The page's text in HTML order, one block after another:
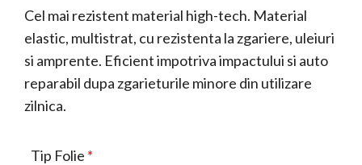
Cel mai rezistent material high-tech. Material
elastic, multistrat, cu rezistenta la zgariere, uleiuri
si amprente. Eficient impotriva impactului si auto
reparabil dupa zgarieturile minore din utilizare
zilnica.
Tip Folie *